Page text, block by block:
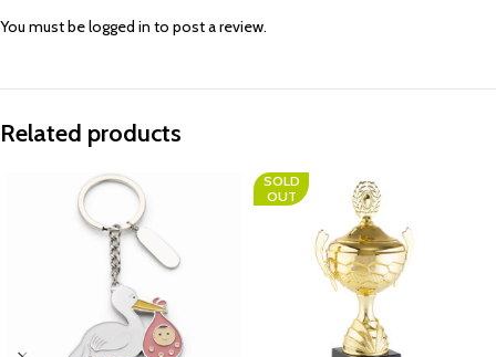
You must belogged in to post a review.
Related products
SOLD
OUT